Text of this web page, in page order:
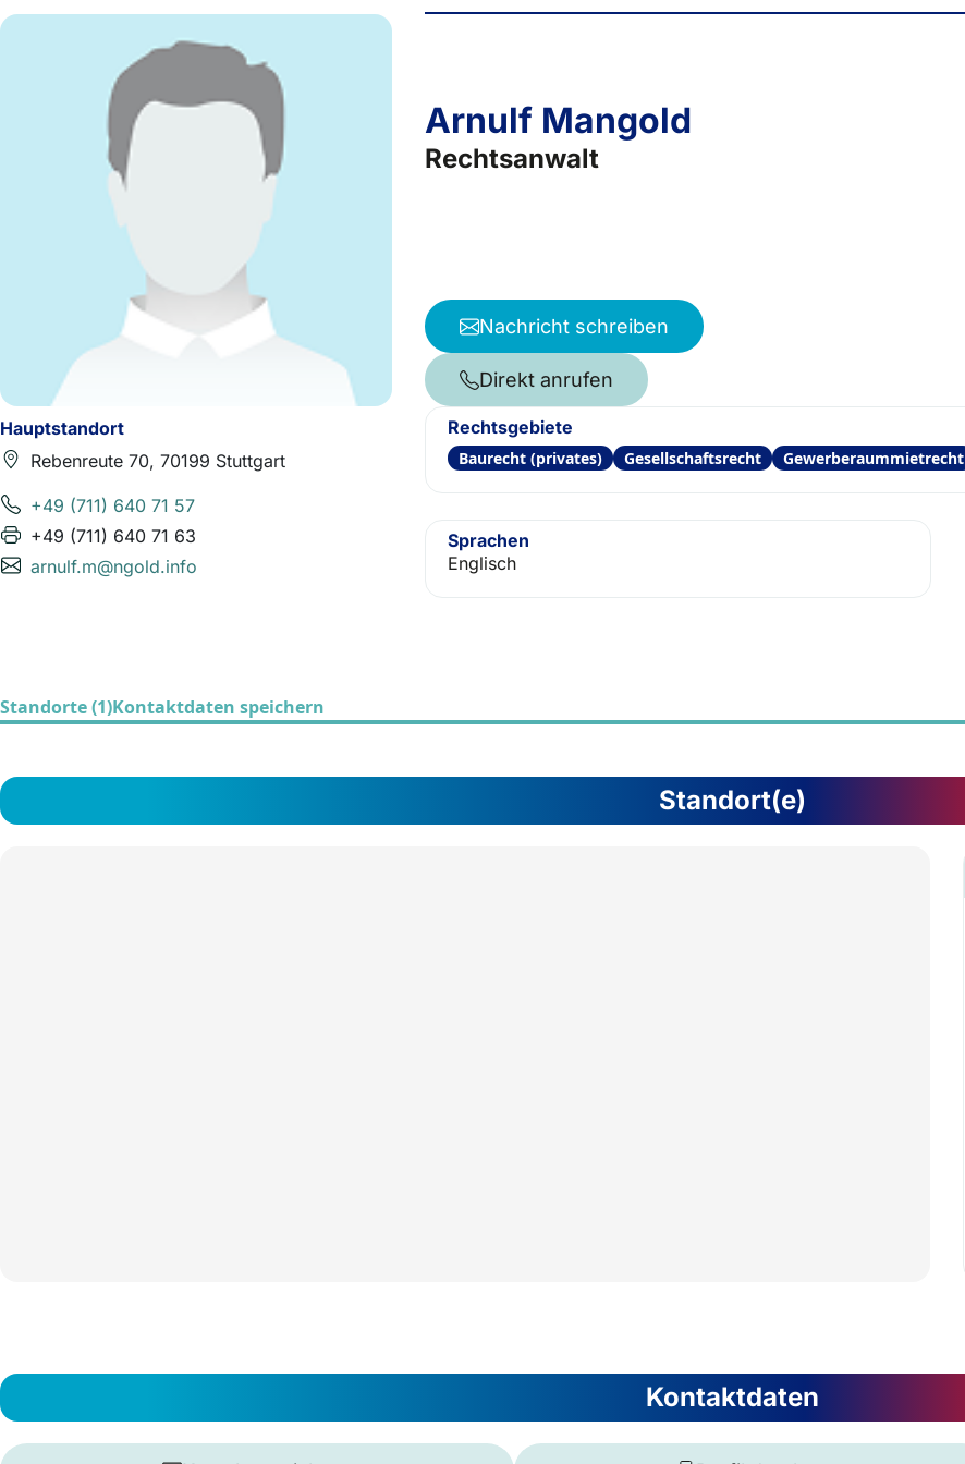
Hauptstandort
Rebenreute 70, 70199 Stuttgart
+49 (711) 640 71 57
+49 (711) 640 71 63
arnulf.m@ngold.info
Arnulf Mangold
Rechtsanwalt
Nachricht schreiben
Direkt anrufen
Rechtsgebiete
Baurecht (privates) Gesellschaftsrecht Gewerberaummietrecht
Sprachen
Englisch
Standorte (1)Kontaktdaten speichern
Standort(e)
Kontaktdaten